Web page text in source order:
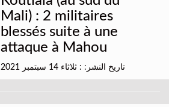
Mali) : 2 militaires
blessés suite à une
attaque à Mahou
تاريخ النشر: : ثلاثاء 14 سبتمبر 2021